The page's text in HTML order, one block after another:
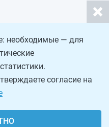
необходимые — для
согласие на